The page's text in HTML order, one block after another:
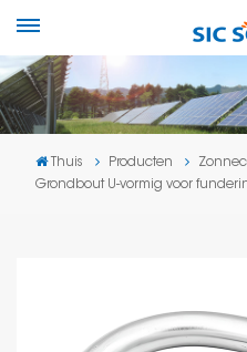
Thuis Producten
Grondbout U-vormig voor